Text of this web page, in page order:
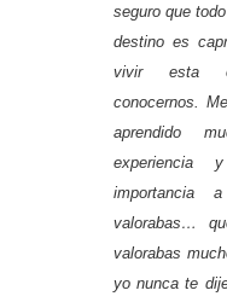
seguro que
destino es
vivir esta
conocernos.
aprendido
importancia
valorabas…
valorabas
yo nunca te